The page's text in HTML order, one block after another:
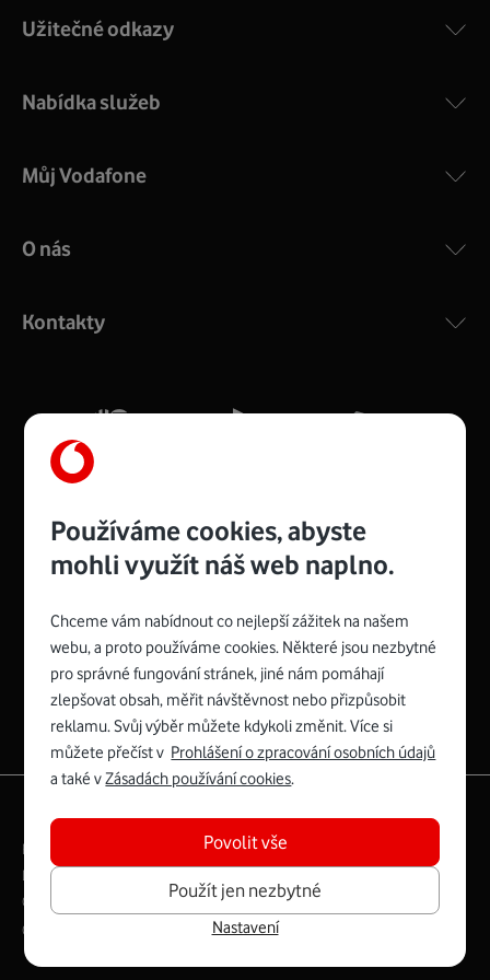
COMPAL CH7465VF
silný signál pro celou domácnost. Kompaktní rozměry 21
Více o COMPAL CH7465VF
Zyxel VMG8623-T50B:
Rozměry modemu jsou 16 x 22 x 7,5 cm (včetně stojánku)
a nabízí 4 gigabitové LAN porty a bezdrátové připojení Wi-
Fi ve verzích 802.11 b/g/n/ac pro frekvenci 2,4 GHz a
Mb/s.
Více o Zyxel VMG8623-T50B
Spojte se s Vodafonem
Užitečné odkazy
Nabídka služeb
Můj Vodafone
O nás
Kontakty
Právní­ podmí­nky
Ochrana soukromí­
Digitální odpovědnost
Ceník
Copyright © 2026 Vodafone Czech Republic a.s.
Používáme cookies, abyste
mohli využít náš web naplno.
Chceme vám nabídnout co nejlepší zážitek na našem
webu, a proto používáme cookies. Některé jsou nezbytné
pro správné fungování stránek, jiné nám pomáhají
zlepšovat obsah, měřit návštěvnost nebo přizpůsobit
reklamu. Svůj výběr můžete kdykoli změnit. Více si
můžete přečíst v Prohlášení o zpracování osobních údajů
a také vZásadách používání cookies.
Použít jen nezbytné
Povolit vše
Nastavení